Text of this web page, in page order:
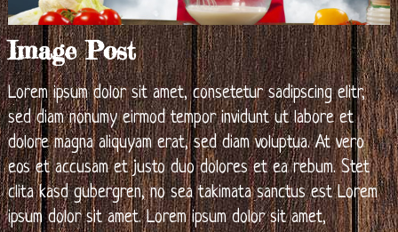
Image Post
Lorem ipsum dolor sit amet, consetetur sadipscing elitr,
sed diam nonumy eirmod tempor invidunt ut labore et
dolore magna aliquyam erat, sed diam voluptua. At vero
eos et accusam et justo duo dolores et ea rebum. Stet
clita kasd gubergren, no sea takimata sanctus est Lorem
ipsum dolor sit amet. Lorem ipsum dolor sit amet,